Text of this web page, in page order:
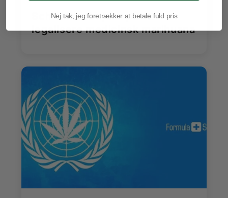
Schweiz arbejder på at
legalisere medicinsk marihuana
Nej tak, jeg foretrækker at betale fuld pris